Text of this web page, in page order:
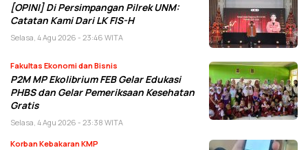
[OPINI] Di Persimpangan Pilrek UNM:
Catatan Kami Dari LK FIS-H
Selasa, 4 Agu 2026 - 23:46 WITA
Fakultas Ekonomi dan Bisnis
P2M MP Ekolibrium FEB Gelar Edukasi
PHBS dan Gelar Pemeriksaan Kesehatan
Gratis
Selasa, 4 Agu 2026 - 23:38 WITA
Korban Kebakaran KMP